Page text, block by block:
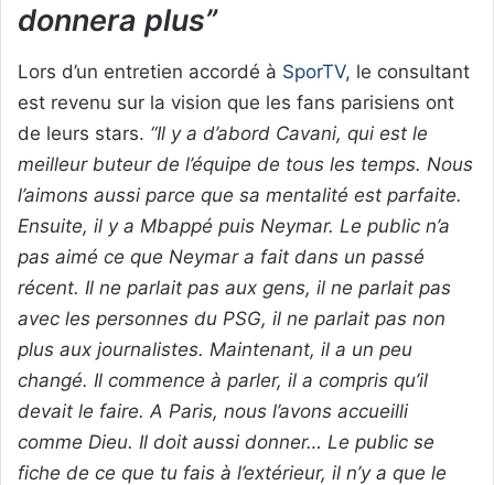
donnera plus”
Lors d’un entretien accordé à SporTV, le consultant
est revenu sur la vision que les fans parisiens ont
de leurs stars. “Il y a d’abord Cavani, qui est le
meilleur buteur de l’équipe de tous les temps. Nous
l’aimons aussi parce que sa mentalité est parfaite.
Ensuite, il y a Mbappé puis Neymar. Le public n’a
pas aimé ce que Neymar a fait dans un passé
récent. Il ne parlait pas aux gens, il ne parlait pas
avec les personnes du PSG, il ne parlait pas non
plus aux journalistes. Maintenant, il a un peu
changé. Il commence à parler, il a compris qu’il
devait le faire. A Paris, nous l’avons accueilli
comme Dieu. Il doit aussi donner… Le public se
fiche de ce que tu fais à l’extérieur, il n’y a que le